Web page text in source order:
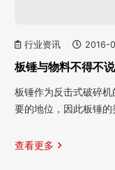
行业资讯 2016-
板锤与物料不得不
板锤作为反击式破碎
要的地位，因此板锤
查看更多